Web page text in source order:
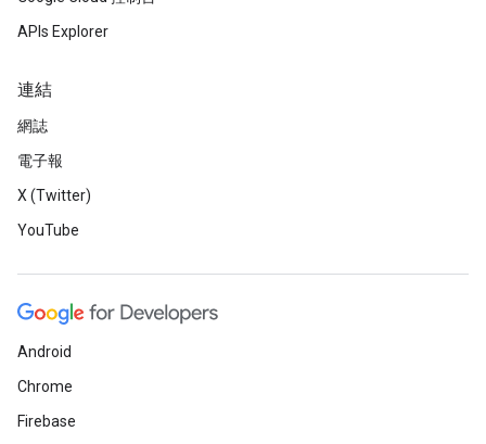
APIs Explorer
連結
網誌
電子報
X (Twitter)
YouTube
Android
Chrome
Firebase